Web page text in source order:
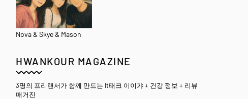
Nova & Skye & Mason
HWANKOUR MAGAZINE
3명의 프리랜서가 함께 만드는 It태크 이이갸 + 건강 정보 + 리뷰
매거진